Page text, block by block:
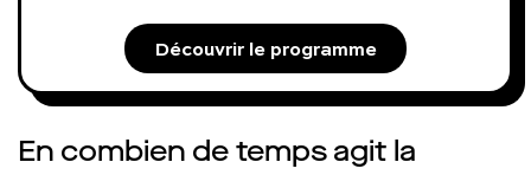
Découvrir le programme
En combien de temps agit la